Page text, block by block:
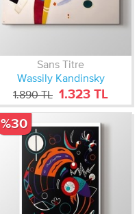
Sans Titre
Wassily Kandinsky
1.890 TL 1.323 TL
%30